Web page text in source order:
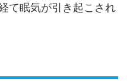
て眠気が引き起こされ